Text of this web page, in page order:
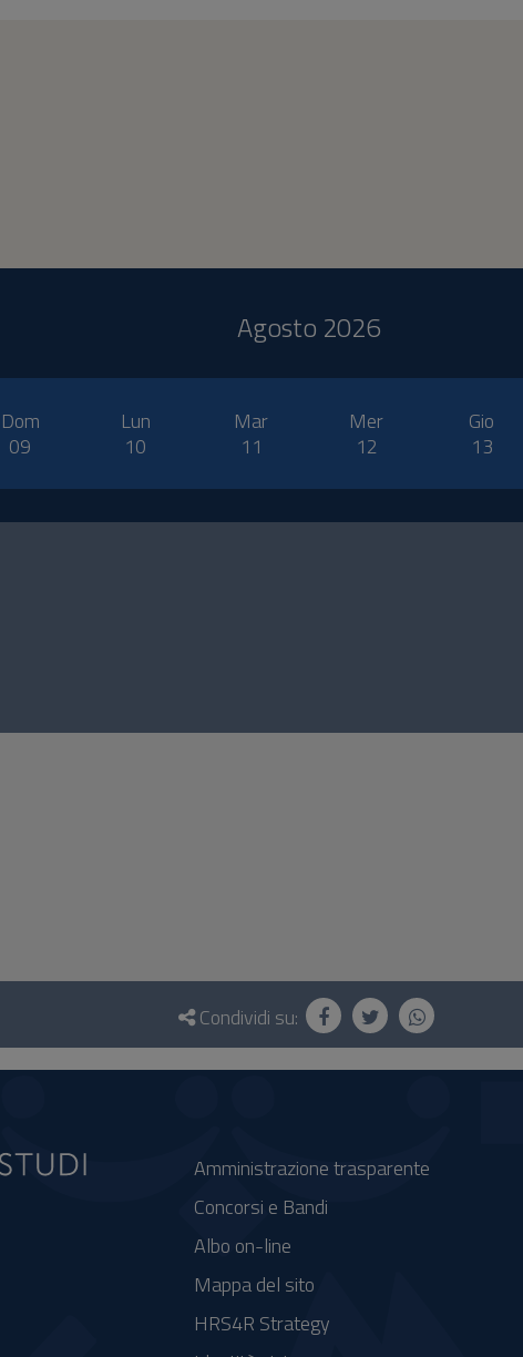
Agosto 2026
Dom
09
Lun
10
Mar
11
Mer
12
Gio
13
Condividi su:
Amministrazione trasparente
Concorsi e Bandi
Albo on-line
Mappa del sito
HRS4R Strategy